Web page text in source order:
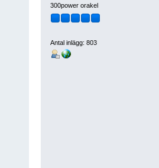
300power orakel
Antal inlägg: 803